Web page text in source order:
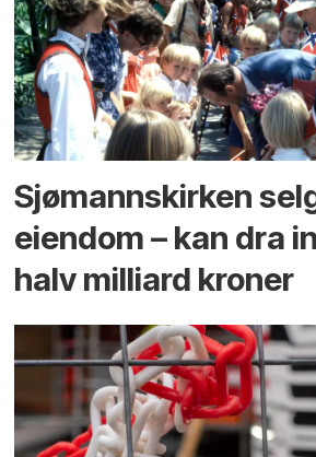
Sjømannskirken
eiendom – kan dra
halv milliard kroner